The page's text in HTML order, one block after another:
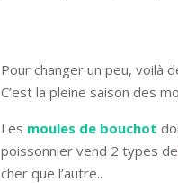
Pour changer un peu, voilà
C’est la pleine saison des
Les moules de bouchot
poissonnier vend 2 types de
cher que l’autre..